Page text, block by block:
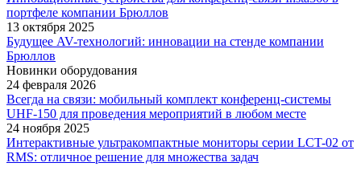
портфеле компании Брюллов
13 октября 2025
Будущее AV-технологий: инновации на стенде компании
Брюллов
Новинки оборудования
24 февраля 2026
Всегда на связи: мобильный комплект конференц-системы
UHF-150 для проведения мероприятий в любом месте
24 ноября 2025
Интерактивные ультракомпактные мониторы серии LCT-02 от
RMS: отличное решение для множества задач